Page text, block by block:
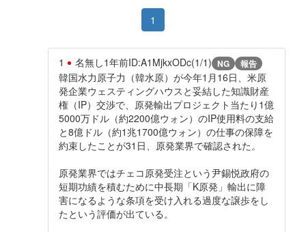
1
1 名無し1年前ID:A1MjkxODc(1/1) NG 報告
韓国水力原子力（韓水原）が今年1月16日、米原
発企業ウェスティングハウスと妥結した知識財産
権（IP）交渉で、原発輸出プロジェクト当たり1億
5000万ドル（約2200億ウォン）のIP使用料の支給
と8億ドル（約1兆1700億ウォン）の仕事の保障を
約束したことが31日、原発業界で確認された。
原発業界ではチェコ原発受注という尹錫悦政府の
短期功績を積むために中長期「K原発」輸出に障
害になるような条項を受け入れる過度な譲歩をし
たという評価が出ている。